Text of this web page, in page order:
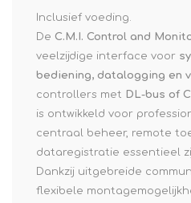
Inclusief voeding.
De C.M.I. Control and
veelzijdige interface voor
bediening, datalogging en
controllers met DL-bus of
is ontwikkeld voor
centraal beheer, remote
dataregistratie essentieel
Dankzij uitgebreide
flexibele